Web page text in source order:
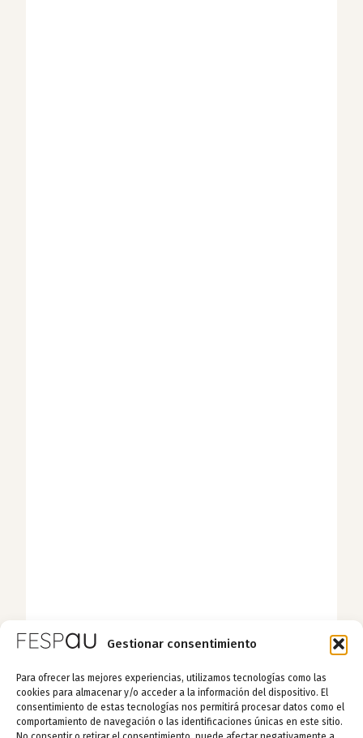
Gestionar consentimiento
Para ofrecer las mejores experiencias, utilizamos tecnologías como las
cookies para almacenar y/o acceder a la información del dispositivo. El
consentimiento de estas tecnologías nos permitirá procesar datos como el
comportamiento de navegación o las identificaciones únicas en este sitio.